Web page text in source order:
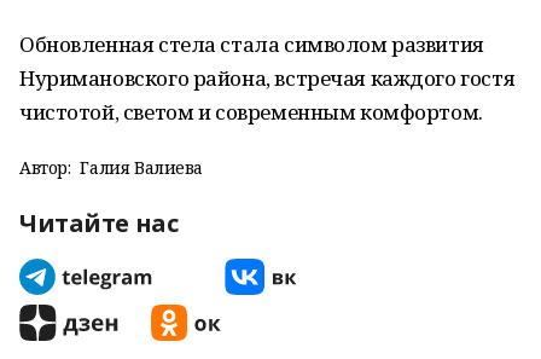
Обновленная стела стала символом развития
Нуримановского района, встречая каждого гостя
чистотой, светом и современным комфортом.
Автор: Галия Валиева
Читайте нас